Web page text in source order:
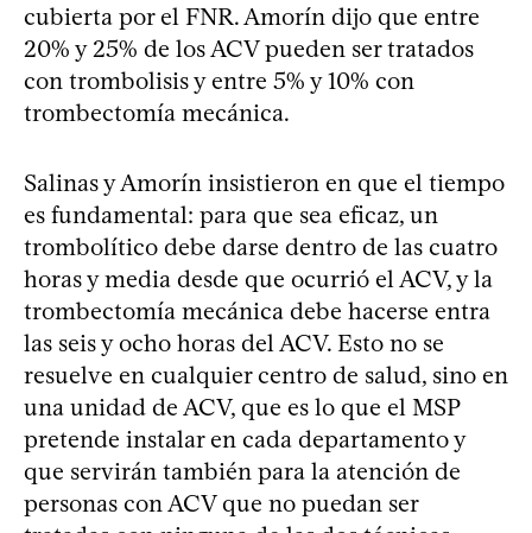
cubierta por el FNR. Amorín dijo que entre
20% y 25% de los ACV pueden ser tratados
con trombolisis y entre 5% y 10% con
trombectomía mecánica.
Salinas y Amorín insistieron en que el tiempo
es fundamental: para que sea eficaz, un
trombolítico debe darse dentro de las cuatro
horas y media desde que ocurrió el ACV, y la
trombectomía mecánica debe hacerse entra
las seis y ocho horas del ACV. Esto no se
resuelve en cualquier centro de salud, sino en
una unidad de ACV, que es lo que el MSP
pretende instalar en cada departamento y
que servirán también para la atención de
personas con ACV que no puedan ser